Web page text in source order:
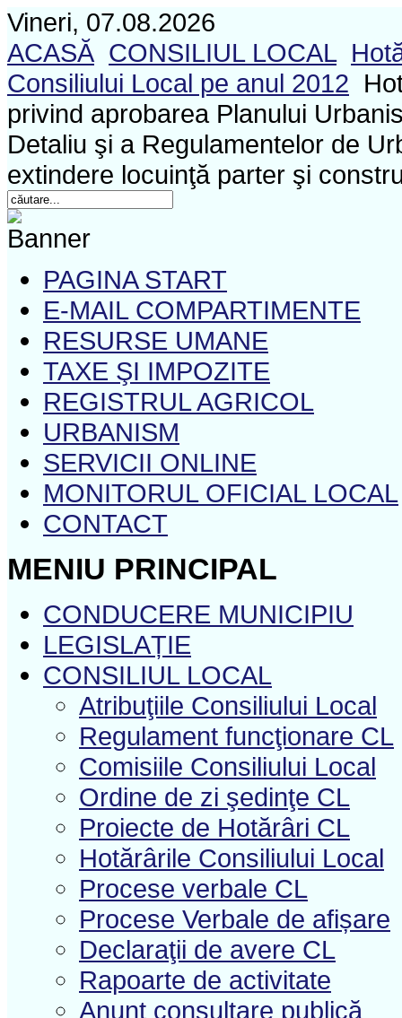
Vineri, 07.08.2026
ACASĂ CONSILIUL LOCAL
Consiliului Local pe anul 2012
privind aprobarea Planului
Detaliu şi a Regulamentelor de
extindere locuinţă parter şi
PAGINA START
E-MAIL COMPARTIMENTE
RESURSE UMANE
TAXE ŞI IMPOZITE
REGISTRUL AGRICOL
URBANISM
SERVICII ONLINE
MONITORUL OFICIAL LOCAL
CONTACT
MENIU PRINCIPAL
CONDUCERE MUNICIPIU
LEGISLAȚIE
CONSILIUL LOCAL
Atribuţiile Consiliului Local
Regulament funcţionare CL
Comisiile Consiliului Local
Ordine de zi şedinţe CL
Proiecte de Hotărâri CL
Hotărârile Consiliului Local
Procese verbale CL
Procese Verbale de afișare
Declaraţii de avere CL
Rapoarte de activitate
Anunţ consultare publică